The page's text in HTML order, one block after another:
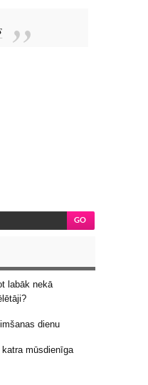
labāk nekā
dienu
mūsdienīga